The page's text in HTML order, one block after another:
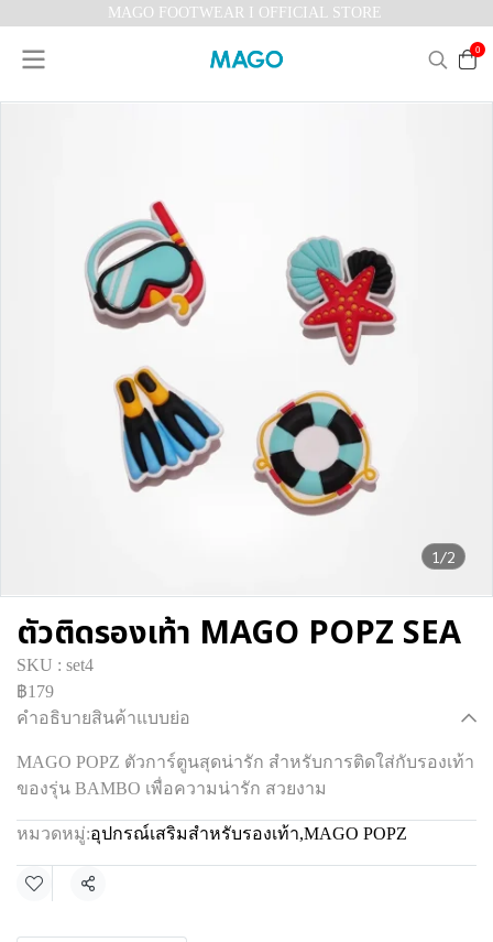
MAGO FOOTWEAR I OFFICIAL STORE
0
1/2
ตัวติดรองเท้า MAGO POPZ SEA
SKU : set4
฿179
คำอธิบายสินค้าแบบย่อ
MAGO POPZ ตัวการ์ตูนสุดน่ารัก สำหรับการติดใส่กับรองเท้า
ของรุ่น BAMBO เพื่อความน่ารัก สวยงาม
หมวดหมู่:อุปกรณ์เสริมสำหรับรองเท้า,MAGO POPZ
แชร์